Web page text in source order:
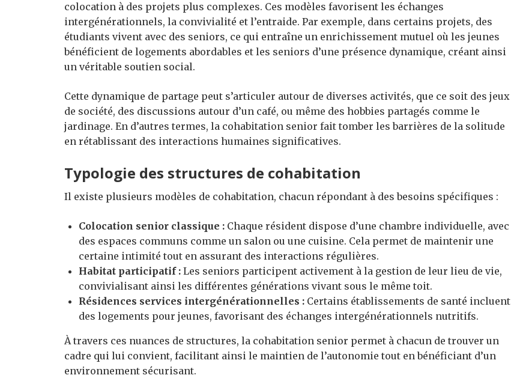
colocation à des projets plus complexes. Ces modèles favorisent les échanges
intergénérationnels, la convivialité et l’entraide. Par exemple, dans certains projets, des
étudiants vivent avec des seniors, ce qui entraîne un enrichissement mutuel où les jeunes
bénéficient de logements abordables et les seniors d’une présence dynamique, créant ainsi
un véritable soutien social.
Cette dynamique de partage peut s’articuler autour de diverses activités, que ce soit des jeux
de société, des discussions autour d’un café, ou même des hobbies partagés comme le
jardinage. En d’autres termes, la cohabitation senior fait tomber les barrières de la solitude
en rétablissant des interactions humaines significatives.
Typologie des structures de cohabitation
Il existe plusieurs modèles de cohabitation, chacun répondant à des besoins spécifiques :
Colocation senior classique : Chaque résident dispose d’une chambre individuelle, avec
des espaces communs comme un salon ou une cuisine. Cela permet de maintenir une
certaine intimité tout en assurant des interactions régulières.
Habitat participatif : Les seniors participent activement à la gestion de leur lieu de vie,
convivialisant ainsi les différentes générations vivant sous le même toit.
Résidences services intergénérationnelles : Certains établissements de santé incluent
des logements pour jeunes, favorisant des échanges intergénérationnels nutritifs.
À travers ces nuances de structures, la cohabitation senior permet à chacun de trouver un
cadre qui lui convient, facilitant ainsi le maintien de l’autonomie tout en bénéficiant d’un
environnement sécurisant.